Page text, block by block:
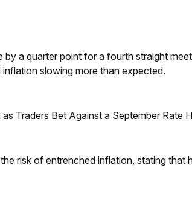
by a quarter point for a fourth straight
slowing more than expected.
Traders Bet Against a September Rate
risk of entrenched inflation, stating that